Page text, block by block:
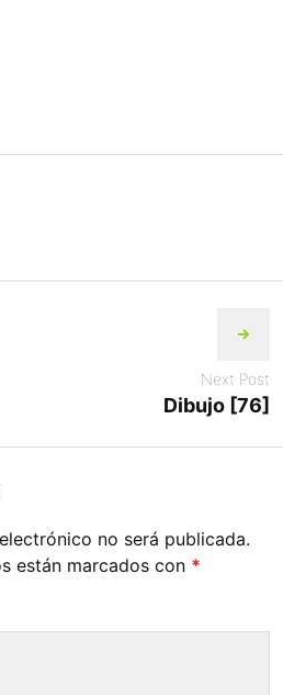
Next Post
Dibujo [76]
no será publicada.
están marcados con *